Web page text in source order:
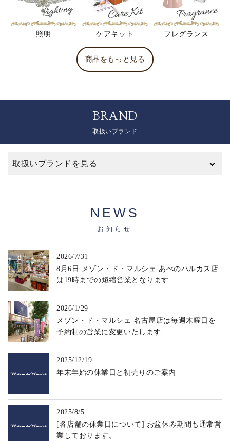
照明 ケアキット フレグランス
商品をもっと見る
BRAND
取扱いブランド
取扱いブランドを見る
NEWS
お知らせ
2026/7/31
8月6日 メゾン・ド・マルシェ あべのハルカス店
は19時までの短縮営業となります
2026/1/29
メゾン・ド・マルシェ 名古屋店は毎週木曜日を
予約制の営業に変更いたします
2025/12/19
年末年始の休業日と初売りのご案内
2025/8/5
[各店舗の休業日について] お盆休み期間も通常営
業しております。